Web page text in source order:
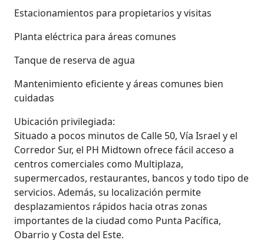
Estacionamientos para propietarios y visitas
Planta eléctrica para áreas comunes
Tanque de reserva de agua
Mantenimiento eficiente y áreas comunes bien
cuidadas
Ubicación privilegiada:
Situado a pocos minutos de Calle 50, Vía Israel y el
Corredor Sur, el PH Midtown ofrece fácil acceso a
centros comerciales como Multiplaza,
supermercados, restaurantes, bancos y todo tipo de
servicios. Además, su localización permite
desplazamientos rápidos hacia otras zonas
importantes de la ciudad como Punta Pacífica,
Obarrio y Costa del Este.